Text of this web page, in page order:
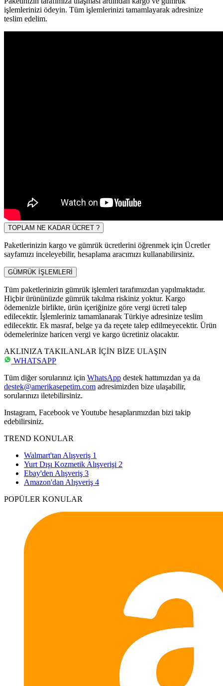
işlemlerinizi ödeyin. Tüm işlemlerinizi tamamlayarak adresinize
teslim edelim.
TOPLAM NE KADAR ÜCRET ?
Paketlerinizin kargo ve gümrük ücretlerini öğrenmek için Ücretler
sayfamızı inceleyebilir, hesaplama aracımızı kullanabilirsiniz.
GÜMRÜK İŞLEMLERİ
Tüm paketlerinizin gümrük işlemleri tarafımızdan yapılmaktadır.
Hiçbir ürününüzde gümrük takılma riskiniz yoktur. Kargo
ödemenizle birlikte, ürün içeriğinize göre vergi ücreti talep
edilecektir. İşlemleriniz tamamlanarak Türkiye adresinize teslim
edilecektir. Ek masraf, belge ya da reçete talep edilmeyecektir. Ürün
ödemelerinize haricen vergi ve kargo ücretiniz olacaktır.
AKLINIZA TAKILANLAR İÇİN BİZE ULAŞIN
WHATSAPP
Tüm diğer sorularınız için WhatsApp destek hattımızdan ya da
destek@amerikasepetim.com adresimizden bize ulaşabilir,
sorularınızı iletebilirsiniz.
Instagram, Facebook ve Youtube hesaplarımızdan bizi takip
edebilirsiniz.
TREND KONULAR
Walmart'tan Alışveriş 1
Yurt Dışı Kozmetik Alışverişi 2
Ebay'den Alışveriş 3
Amazon'dan Alışveriş 4
POPÜLER KONULAR